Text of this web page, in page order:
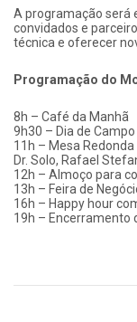
A programação será
convidados e
técnica e oferecer
Programação do
8h – Café da Manhã
9h30 – Dia de Campo
11h – Mesa
Dr. Solo, Rafael
12h – Almoço para
13h – Feira de
16h – Happy hour
19h – Encerramento